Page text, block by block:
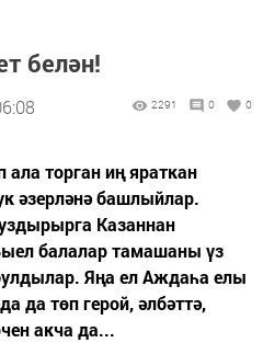
белән!
2291 0 0
торган иң яраткан
әзерләнә башлыйлар.
Казаннан
балалар тамашаны үз
Яңа ел Аждаһа елы
да төп герой, әлбәттә,
акча да...